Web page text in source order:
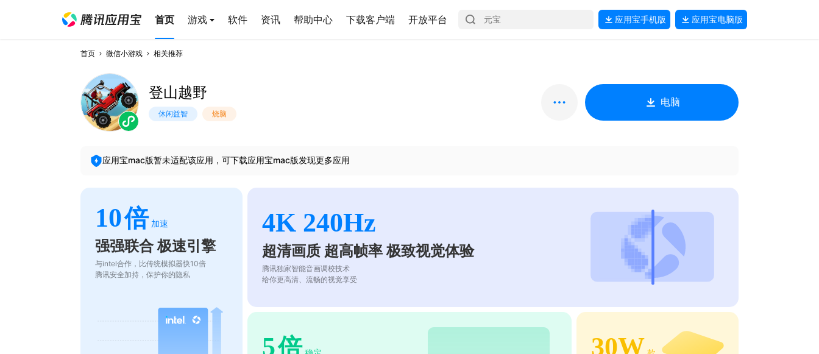
首页 游戏 软件 资讯 帮助中心 下载客户端 开放平台 应用宝手机版 应用宝电脑版
首页 微信小游戏 相关推荐
登山越野
休闲益智 烧脑
电脑
应用宝mac版暂未适配该应用，可下载应用宝mac版发现更多应用
10倍 加速
强强联合 极速引擎
与intel合作，比传统模拟器快10倍
腾讯安全加持，保护你的隐私
4K 240Hz
超清画质 超高帧率 极致视觉体验
腾讯独家智能音画调校技术
给你更高清、流畅的视觉享受
5倍 30W